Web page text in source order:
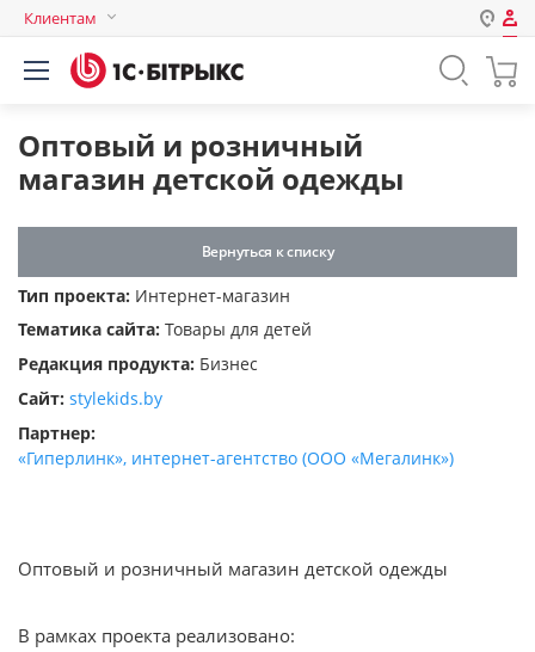
Клиентам
Авторизация
Логин
Пароль
Запомнить меня на этом
компьютере
Оптовый и розничный
магазин детской одежды
Вернуться к списку
Тип проекта: Интернет-магазин
Тематика сайта: Товары для детей
Редакция продукта: Бизнес
Сайт: stylekids.by
Партнер:
«Гиперлинк», интернет-агентство (ООО «Мегалинк»)
Оптовый и розничный магазин детской одежды
В рамках проекта реализовано: